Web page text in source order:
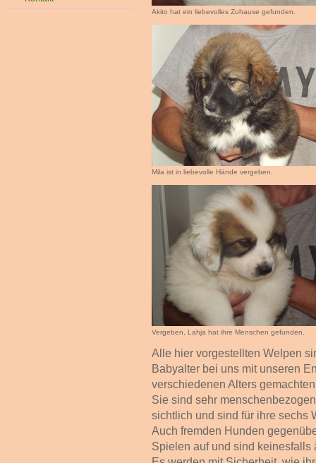
Akito hat ein liebevolles Zuhause gefunden.
Mila ist in liebevolle Hände vergeben.
Vergeben, Lahja hat ihre Menschen gefunden.
Alle hier vorgestellten Welpen
Babyalter bei uns mit unseren
verschiedenen Alters
Sie sind sehr
sichtlich und sind für ihre sechs
Auch fremden Hunden
Spielen auf und sind keinesfalls